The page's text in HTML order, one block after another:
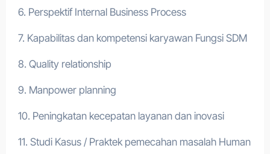
6. Perspektif Internal Business Process
7. Kapabilitas dan kompetensi karyawan Fungsi SDM
8. Quality relationship
9. Manpower planning
10. Peningkatan kecepatan layanan dan inovasi
11. Studi Kasus / Praktek pemecahan masalah Human